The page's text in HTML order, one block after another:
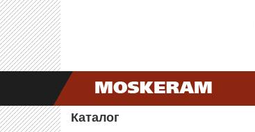
Каталог